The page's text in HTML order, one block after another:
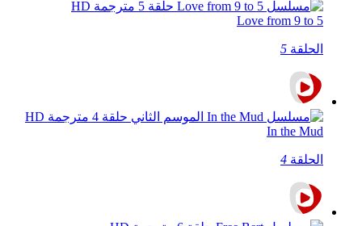
Love from 9 to 5
الحلقة 5
In the Mud
الحلقة 4